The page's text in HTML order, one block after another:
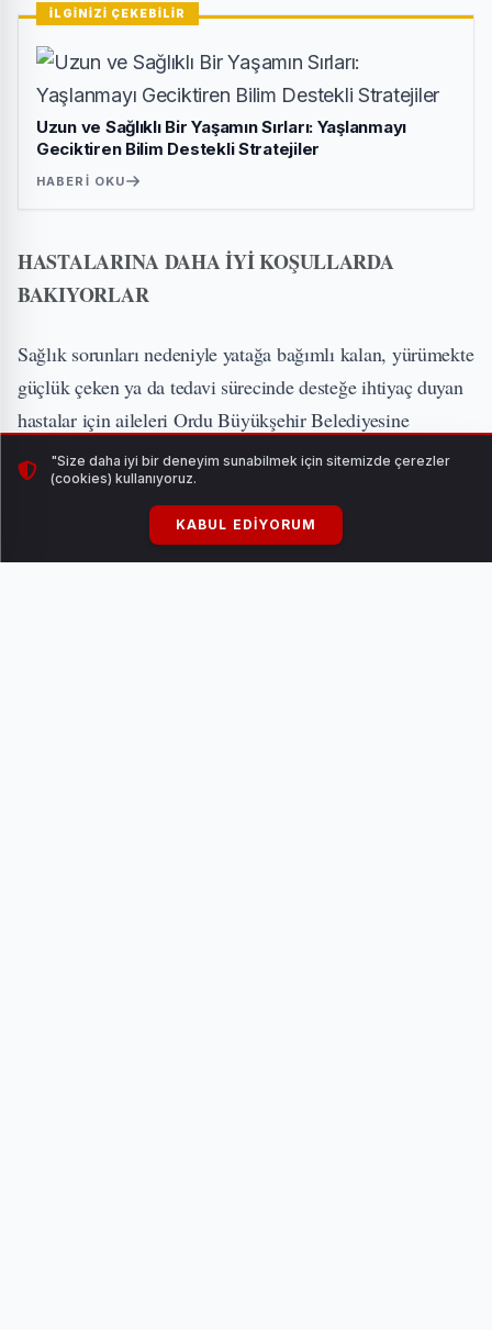
İLGİNİZİ ÇEKEBİLİR
Uzun ve Sağlıklı Bir Yaşamın Sırları: Yaşlanmayı
Geciktiren Bilim Destekli Stratejiler
HABERI OKU
HASTALARINA DAHA İYİ KOŞULLARDA
BAKIYORLAR
Sağlık sorunları nedeniyle yatağa bağımlı kalan, yürümekte
güçlük çeken ya da tedavi sürecinde desteğe ihtiyaç duyan
hastalar için aileleri Ordu Büyükşehir Belediyesine
başvuruyor. Başvurusu değerlendirilen vatandaşların
ihtiyaçları en kısa sürede ücretsiz bir şekilde karşılanıyor.
Hasta yatağından tekerlekli sandalyeye, solunum
"Size daha iyi bir deneyim sunabilmek için sitemizde çerezler
(cookies) kullanıyoruz.
KABUL EDIYORUM